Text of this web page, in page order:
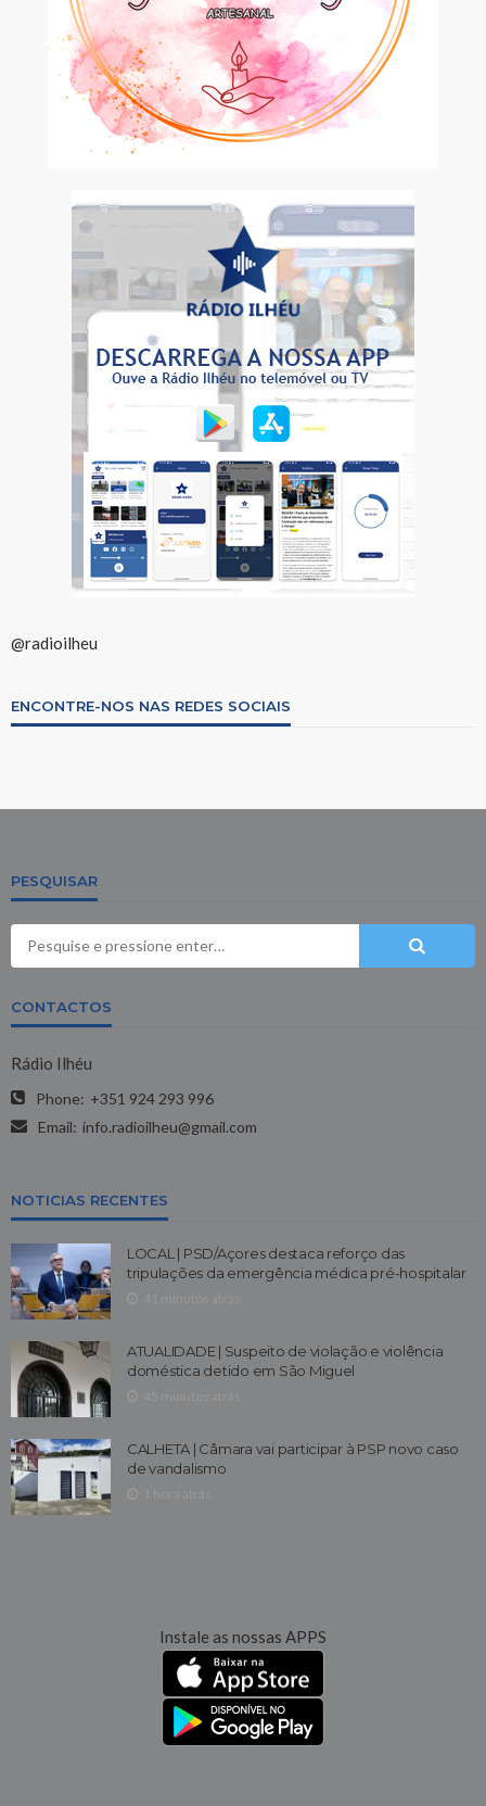
@radioilheu
ENCONTRE-NOS NAS REDES SOCIAIS
PESQUISAR
CONTACTOS
Rádio Ilhéu
Phone: +351 924 293 996
Email: info.radioilheu@gmail.com
NOTICIAS RECENTES
LOCAL | PSD/Açores destaca reforço das
tripulações da emergência médica pré-hospitalar
ATUALIDADE | Suspeito de violação e violência
doméstica detido em São Miguel
CALHETA | Câmara vai participar à PSP novo caso
de vandalismo
Instale as nossas APPS